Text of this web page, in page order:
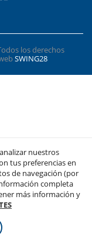
los derechos
SWING28
nuestros
tus preferencias en
de navegación (por
completa
más información y